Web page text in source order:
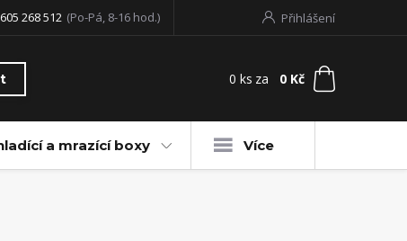
Přihlášení
605 268 512 (Po-Pá, 8-16 hod.)
0 ks za 0 Kč
a mrazící boxy Více